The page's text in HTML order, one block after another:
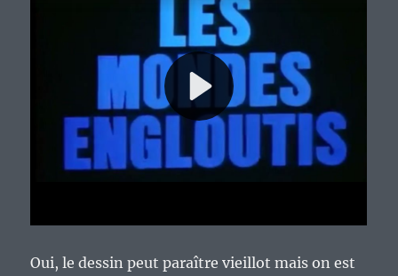
Oui, le dessin peut paraître vieillot mais on est